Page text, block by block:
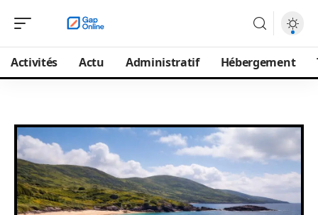
Activités Actu Administratif Hébergement